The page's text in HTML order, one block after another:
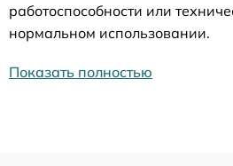
работоспособности или
нормальном использовании.
Показать полностью